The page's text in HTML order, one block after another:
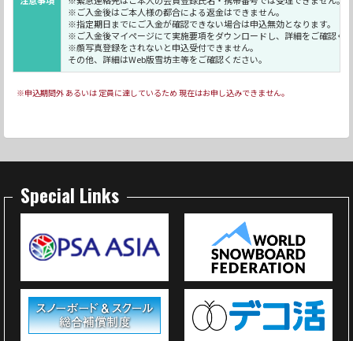
※ご入金後はご本人様の都合による返金はできません。
※指定期日までにご入金が確認できない場合は申込無効となります。
※ご入金後マイページにて実施要項をダウンロードし、詳細をご確認く
※顔写真登録をされないと申込受付できません。
その他、詳細はWeb版雪坊主等をご確認ください。
※申込期間外 あるいは 定員に達しているため 現在はお申し込みできません。
Special Links